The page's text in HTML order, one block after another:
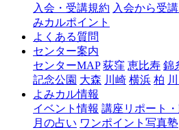
入会・受講規約 入会から受
みカルポイント
よくある質問
センター案内
センターMAP 荻窪 恵比寿 錦
記念公園 大森 川崎 横浜 柏
よみカル情報
イベント情報 講座リポート・
月の占い ワンポイント写真塾